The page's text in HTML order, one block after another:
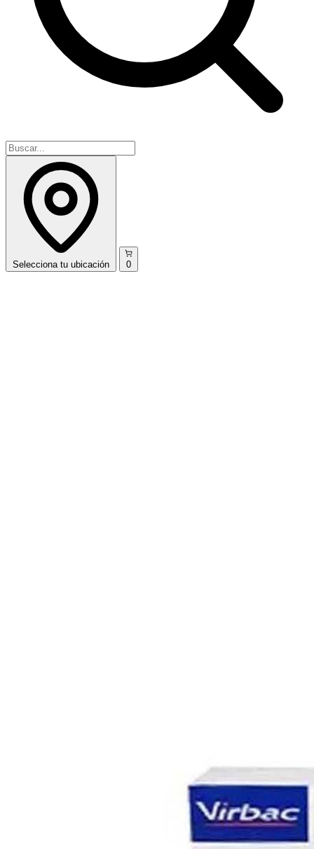
Selecciona tu ubicación 0